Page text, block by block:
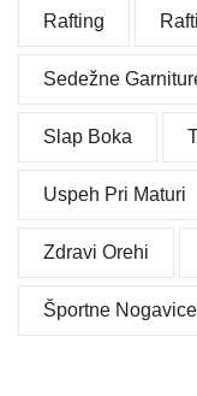
Rafting
Sedežne
Slap Boka
Uspeh Pri Maturi
Zdravi Orehi
Športne Nogavice